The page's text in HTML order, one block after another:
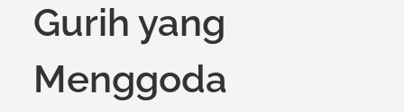
Gurih yang
Menggoda